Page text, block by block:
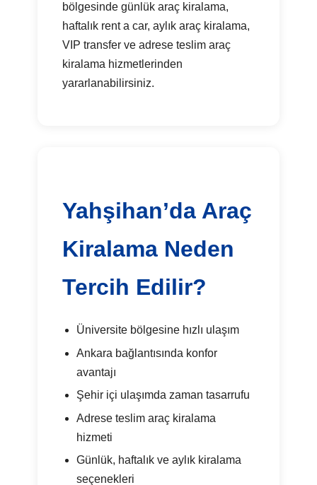
bölgesinde günlük araç kiralama,
haftalık rent a car, aylık araç kiralama,
VIP transfer ve adrese teslim araç
kiralama hizmetlerinden
yararlanabilirsiniz.
Yahşihan’da Araç
Kiralama Neden
Tercih Edilir?
Üniversite bölgesine hızlı ulaşım
Ankara bağlantısında konfor
avantajı
Şehir içi ulaşımda zaman tasarrufu
Adrese teslim araç kiralama
hizmeti
Günlük, haftalık ve aylık kiralama
seçenekleri